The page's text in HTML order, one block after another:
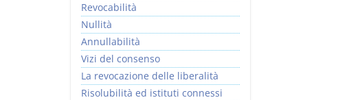
Revocabilità
Nullità
Annullabilità
Vizi del consenso
La revocazione delle liberalità
Risolubilità ed istituti connessi